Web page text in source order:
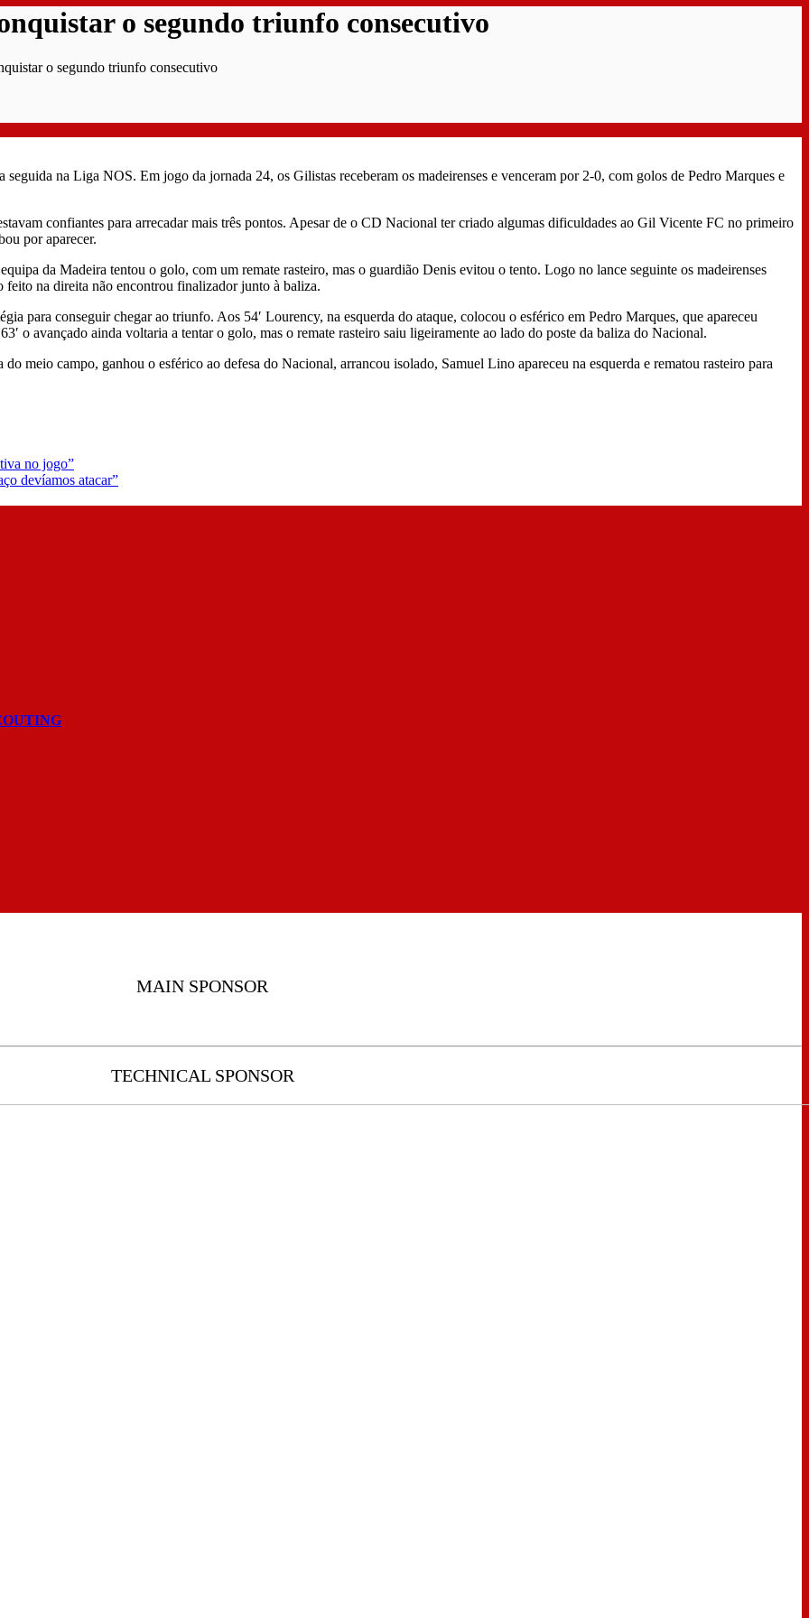
o segundo triunfo consecutivo
o segundo triunfo consecutivo
na Liga NOS. Em jogo da jornada 24, os Gilistas receberam os madeirenses e venceram por 2-0, com golos de Pedro Marques e
confiantes para arrecadar mais três pontos. Apesar de o CD Nacional ter criado algumas dificuldades ao Gil Vicente FC no primeiro
por aparecer.
da Madeira tentou o golo, com um remate rasteiro, mas o guardião Denis evitou o tento. Logo no lance seguinte os madeirenses
feito na direita não encontrou finalizador junto à baliza.
para conseguir chegar ao triunfo. Aos 54′ Lourency, na esquerda do ataque, colocou o esférico em Pedro Marques, que apareceu
o avançado ainda voltaria a tentar o golo, mas o remate rasteiro saiu ligeiramente ao lado do poste da baliza do Nacional.
meio campo, ganhou o esférico ao defesa do Nacional, arrancou isolado, Samuel Lino apareceu na esquerda e rematou rasteiro para
no jogo”
devíamos atacar”
MAIN SPONSOR
TECHNICAL SPONSOR